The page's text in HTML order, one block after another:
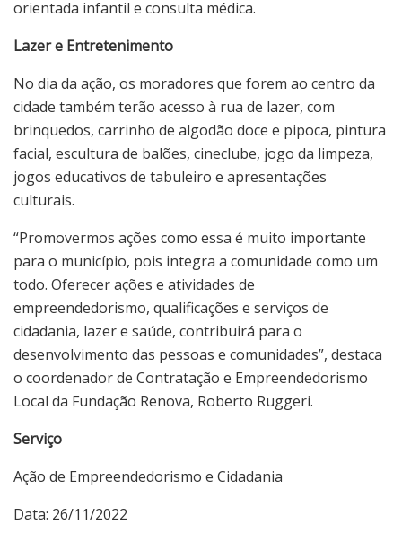
orientada infantil e consulta médica.
Lazer e Entretenimento
No dia da ação, os moradores que forem ao centro da
cidade também terão acesso à rua de lazer, com
brinquedos, carrinho de algodão doce e pipoca, pintura
facial, escultura de balões, cineclube, jogo da limpeza,
jogos educativos de tabuleiro e apresentações
culturais.
“Promovermos ações como essa é muito importante
para o município, pois integra a comunidade como um
todo. Oferecer ações e atividades de
empreendedorismo, qualificações e serviços de
cidadania, lazer e saúde, contribuirá para o
desenvolvimento das pessoas e comunidades”, destaca
o coordenador de Contratação e Empreendedorismo
Local da Fundação Renova, Roberto Ruggeri.
Serviço
Ação de Empreendedorismo e Cidadania
Data: 26/11/2022